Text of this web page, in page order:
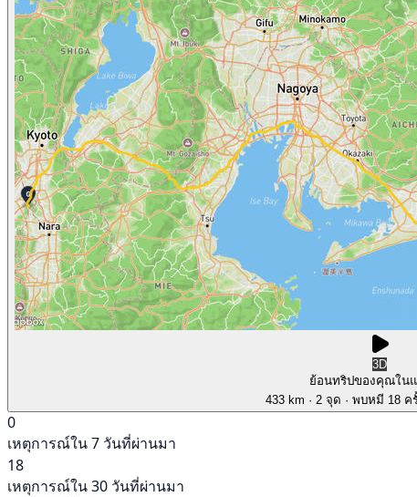
3D
ย้อนทริปของคุณใน
433 km · 2 จุด · พบหมี 18 ค
0
เหตุการณ์ใน 7 วันที่ผ่านมา
18
เหตุการณ์ใน 30 วันที่ผ่านมา